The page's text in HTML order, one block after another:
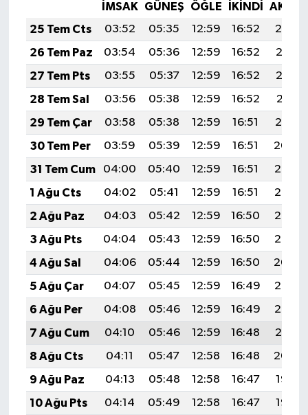
İMSAK GÜNEŞ ÖĞLE İKINDI
25 Tem Cts
03:52 05:35 12:59 16:52
20:14
26 Tem Paz
03:54 05:36 12:59 16:52
20:13
27 Tem Pts
03:55 05:37 12:59 16:52
20:12
28 Tem Sal
03:56 05:38 12:59 16:52
20:11
29 Tem Çar
03:58 05:38 12:59 16:51
20:10
30 Tem Per
03:59 05:39 12:59 16:51
20:09
31 Tem Cum
04:00 05:40 12:59 16:51
20:08
1 Ağu Cts
04:02 05:41 12:59 16:51
20:07
2 Ağu Paz
04:03 05:42 12:59 16:50
20:06
3 Ağu Pts
04:04 05:43 12:59 16:50
20:05
4 Ağu Sal
04:06 05:44 12:59 16:50
20:04
5 Ağu Çar
04:07 05:45 12:59 16:49
20:03
6 Ağu Per
04:08 05:46 12:59 16:49
20:02
7 Ağu Cum
04:10 05:46 12:59 16:48
20:01
8 Ağu Cts
04:11 05:47 12:58 16:48
20:00
9 Ağu Paz
04:13 05:48 12:58 16:47
19:58
10 Ağu Pts
04:14 05:49 12:58 16:47
19:57